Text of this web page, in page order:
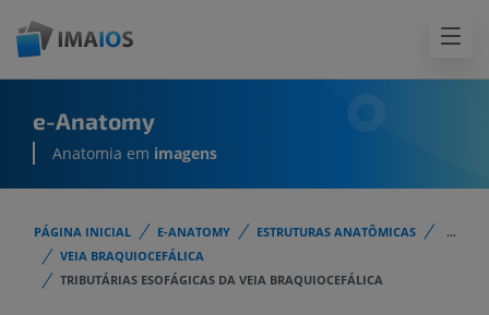
e-Anatomy
Anatomia em imagens
PÁGINA INICIAL E-ANATOMY ESTRUTURAS ANATÔMICAS
...
VEIA BRAQUIOCEFÁLICA
TRIBUTÁRIAS ESOFÁGICAS DA VEIA BRAQUIOCEFÁLICA